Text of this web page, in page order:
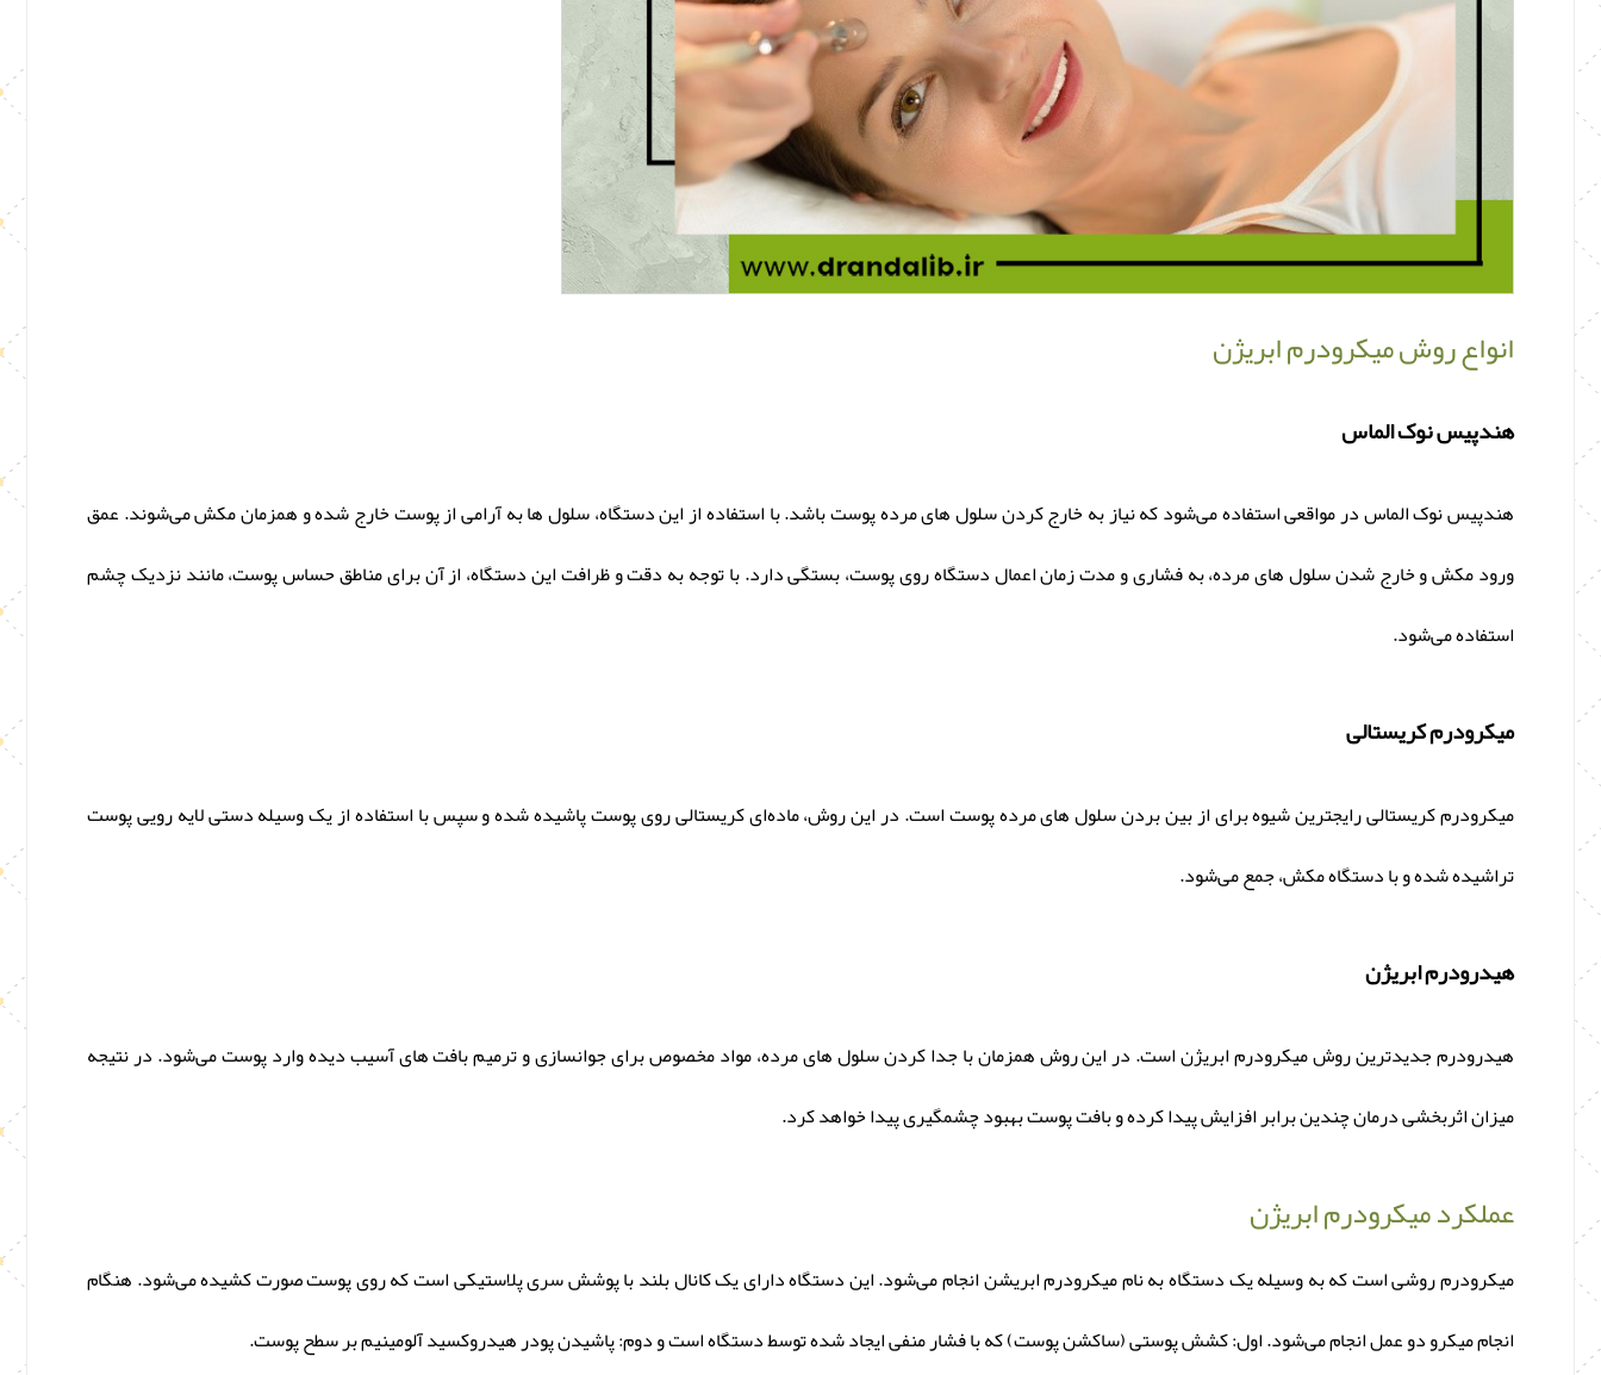
انواع روش میکرودرم ابریژن
هندپیس نوک الماس
هندپیس نوک الماس در مواقعی استفاده می‌شود که نیاز به خارج کردن سلول‌ های مرده پوست باشد. با استفاده از این دستگاه، سلول‌ ها به آرامی از پوست خارج شده و همزمان مکش می‌شوند. عمق
ورود مکش و خارج شدن سلول‌ های مرده، به فشاری و مدت زمان اعمال دستگاه روی پوست، بستگی دارد. با توجه به دقت و ظرافت این دستگاه، از آن برای مناطق حساس پوست، مانند نزدیک چشم
استفاده می‌شود.
میکرودرم کریستالی
میکرودرم کریستالی رایجترین شیوه برای از بین بردن سلول‌ های مرده پوست است. در این روش، ماده‌ای کریستالی روی پوست پاشیده شده و سپس با استفاده از یک وسیله دستی لایه رویی پوست
تراشیده شده و با دستگاه مکش، جمع می‌شود.
هیدرودرم ابریژن
هیدرودرم جدیدترین روش میکرودرم ابریژن است. در این روش همزمان با جدا کردن سلول‌ های مرده، مواد مخصوص برای جوانسازی و ترمیم بافت‌ های آسیب دیده وارد پوست می‌شود. در نتیجه
میزان اثربخشی درمان چندین برابر افزایش پیدا کرده و بافت پوست بهبود چشمگیری پیدا خواهد کرد.
عملکرد میکرودرم ابریژن
میکرودرم روشی است که به وسیله یک دستگاه به نام میکرودرم ابریشن انجام می‌شود. این دستگاه دارای یک کانال بلند با پوشش سری پلاستیکی است که روی پوست صورت کشیده می‌شود. هنگام
انجام میکرو دو عمل انجام می‌شود. اول: کشش پوستی (ساکشن پوست) که با فشار منفی ایجاد شده توسط دستگاه است و دوم: پاشیدن پودر هیدروکسید آلومینیم بر سطح پوست.